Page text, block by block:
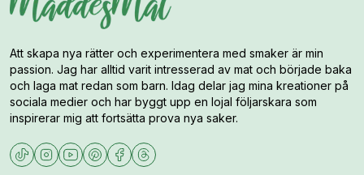
Att skapa nya rätter och experimentera med smaker är min
passion. Jag har alltid varit intresserad av mat och började baka
och laga mat redan som barn. Idag delar jag mina kreationer på
sociala medier och har byggt upp en lojal följarskara som
inspirerar mig att fortsätta prova nya saker.